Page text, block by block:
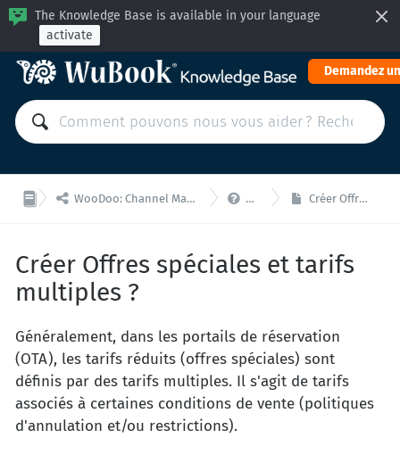
The Knowledge Base is available in your language
activate
Demandez
 WooDoo: Channel Manager, Moteur de Réservation pour Intégrations via API  WooDoo - F.A.Q.Créer Offres spéciales et tarifs multiples ?
Créer Offres spéciales et tarifs
multiples ?
Généralement, dans les portails de réservation
(OTA), les tarifs réduits (offres spéciales) sont
définis par des tarifs multiples. Il s'agit de tarifs
associés à certaines conditions de vente (politiques
d'annulation et/ou restrictions).